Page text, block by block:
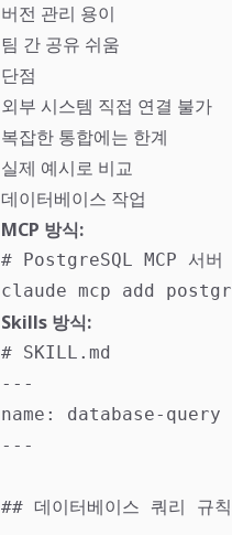
버전 관리 용이
팀 간 공유 쉬움
단점
외부 시스템 직접 연결 불가
복잡한 통합에는 한계
실제 예시로 비교
데이터베이스 작업
MCP 방식:
# PostgreSQL MCP 서버
claude mcp add
Skills 방식:
# SKILL.md
---
name: database-query
---
## 데이터베이스 쿼리 규칙